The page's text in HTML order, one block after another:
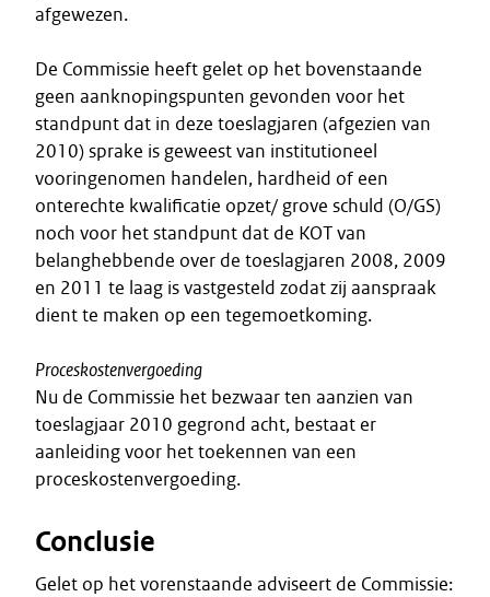
afgewezen.
De Commissie heeft gelet op het bovenstaande
geen aanknopingspunten gevonden voor het
standpunt dat in deze toeslagjaren (afgezien van
2010) sprake is geweest van institutioneel
vooringenomen handelen, hardheid of een
onterechte kwalificatie opzet/ grove schuld (O/GS)
noch voor het standpunt dat de KOT van
belanghebbende over de toeslagjaren 2008, 2009
en 2011 te laag is vastgesteld zodat zij aanspraak
dient te maken op een tegemoetkoming.
Proceskostenvergoeding
Nu de Commissie het bezwaar ten aanzien van
toeslagjaar 2010 gegrond acht, bestaat er
aanleiding voor het toekennen van een
proceskostenvergoeding.
Conclusie
Gelet op het vorenstaande adviseert de Commissie: